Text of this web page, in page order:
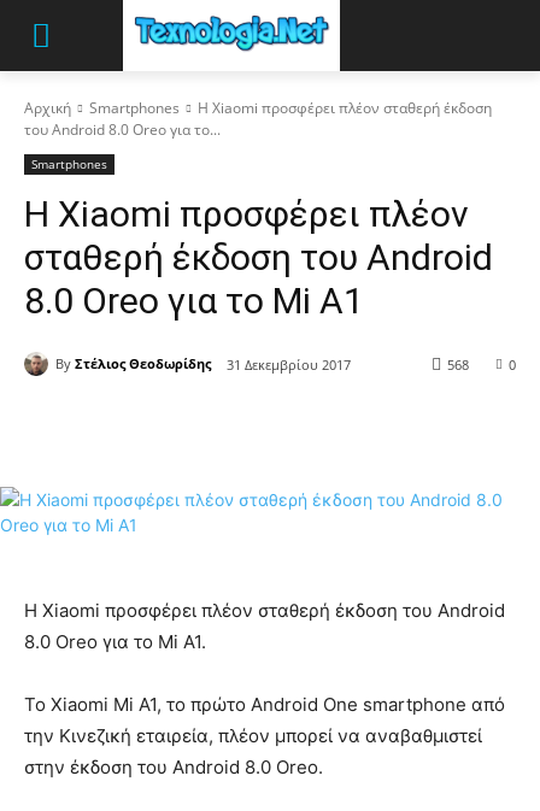
Αρχική Smartphones
Η Xiaomi προσφέρει πλέον σταθερή έκδοση
του Android 8.0 Oreo για το...
Smartphones
Η Xiaomi προσφέρει πλέον
σταθερή έκδοση του Android
8.0 Oreo για το Mi A1
By Στέλιος Θεοδωρίδης 31 Δεκεμβρίου 2017 0
568
Η Xiaomi προσφέρει πλέον σταθερή έκδοση του Android
8.0 Oreo για το Mi A1.
Το Xiaomi Mi A1, το πρώτο Android One smartphone από
την Κινεζική εταιρεία, πλέον μπορεί να αναβαθμιστεί
στην έκδοση του Android 8.0 Oreo.